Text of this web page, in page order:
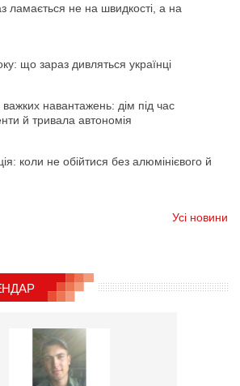
ламається не на швидкості, а на
що зараз дивляться українці
навантажень: дім під час
й тривала автономія
коли не обійтися без алюмінієвого й
Усі новини